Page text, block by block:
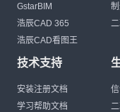
GstarBIM
浩辰CAD 365
浩辰CAD看图王
技术支持
安装注册文档
学习帮助文档